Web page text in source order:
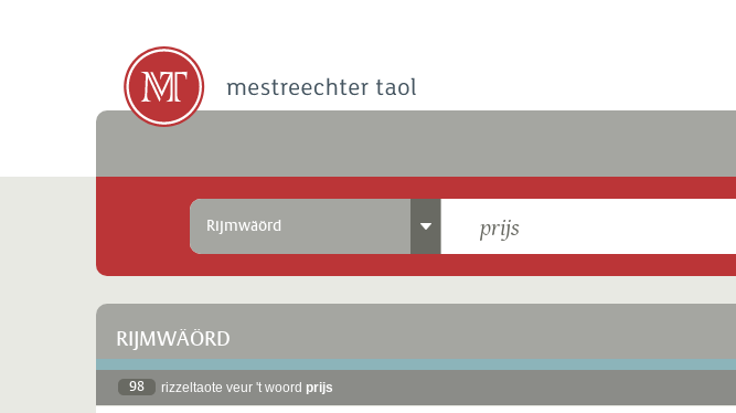
Rijmwäörd
RIJMWÄÖRD
98 rizzeltaote veur 't woord prijs